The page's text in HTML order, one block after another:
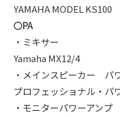
YAMAHA MODEL KS100
〇PA
・ミキサー
Yamaha MX12/4
・メインスピーカー パ
プロフェッショナル・
・モニターパワーアンプ